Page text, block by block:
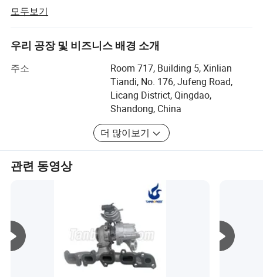
TANBORESS 브랜드 터보 및 기타 예비 부품은 항상 품질이
좋고 가격도 합리적입니다.
TANBORESS의 제품에는 터보 차저, 터보 수리 키트, 터빈
하우징 등이 포함됩니다. 완전 터보 차저는 주로 자동차 터
보 차저와 디젤 트럭 또는 장비 터보 차저가 포함됩니다.
자동차 터보차저는 혼다, 포드, 르노, 현대, 아우디, 메르세데
스 벤츠, 닛산, 미츠비시, 이수즈, BMW, VW, Toyota, Volvo,
. 디젤 트럭 또는 장비 터보차저는 Scania, Hyundai, Hitachi,
Styer, Iveco, Ford, Renault, Benz, Hino, Man, Perkins,
Caterpillar, Komatsu, Cummins, John Deere, Deutz, 대우,
. 우리는 고객을 만족시키기 위해 원스톱 솔루션을 공급합
니다. 우리는 세계 최고의 공장 및 전문 기술 팀을 보유하고
있으며, 세계 고객에게 최고의 제품, 기술 및 서비스를 제공
합니다. 정직은 우리의 원칙이고, 전문적인 운영은 우리의
업무이며, 서비스는 우리의 목표이며, 고객 만족은 우리의
모두보기
우리 공장 및 비즈니스 배경 소개
주소
Room 717, Building 5, Xinlian
Tiandi, No. 176, Jufeng Road,
Licang District, Qingdao,
Shandong, China
더 많이보기
관련 동영상